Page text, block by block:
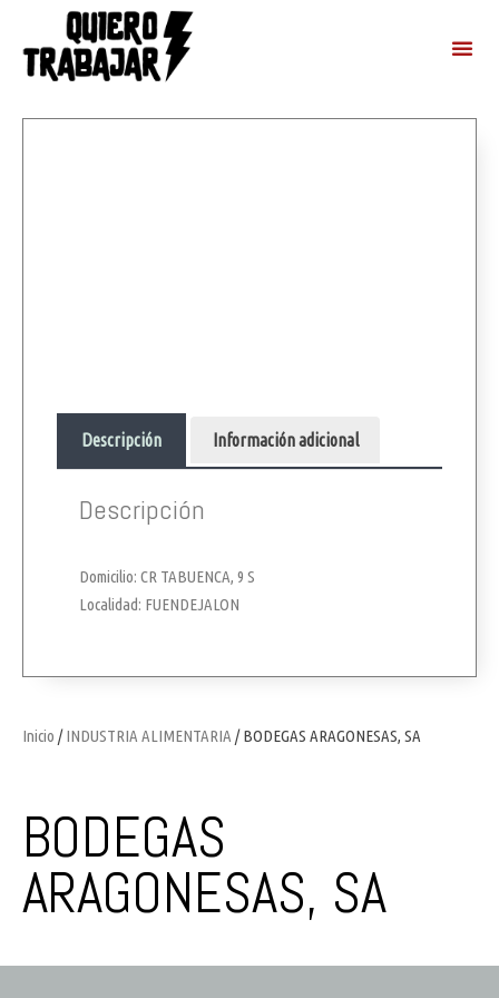
Inicio /INDUSTRIA ALIMENTARIA / BODEGAS ARAGONESAS, SA
BODEGAS
ARAGONESAS, SA
Descripción Información adicional
Descripción
Domicilio: CR TABUENCA, 9 S
Localidad: FUENDEJALON